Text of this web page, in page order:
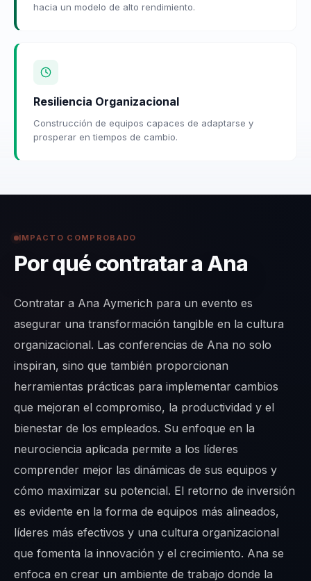
hacia un modelo de alto rendimiento.
Resiliencia Organizacional
Construcción de equipos capaces de adaptarse y
prosperar en tiempos de cambio.
IMPACTO COMPROBADO
Por qué contratar a Ana
Contratar a Ana Aymerich para un evento es
asegurar una transformación tangible en la cultura
organizacional. Las conferencias de Ana no solo
inspiran, sino que también proporcionan
herramientas prácticas para implementar cambios
que mejoran el compromiso, la productividad y el
bienestar de los empleados. Su enfoque en la
neurociencia aplicada permite a los líderes
comprender mejor las dinámicas de sus equipos y
cómo maximizar su potencial. El retorno de inversión
es evidente en la forma de equipos más alineados,
líderes más efectivos y una cultura organizacional
que fomenta la innovación y el crecimiento. Ana se
enfoca en crear un ambiente de trabajo donde la